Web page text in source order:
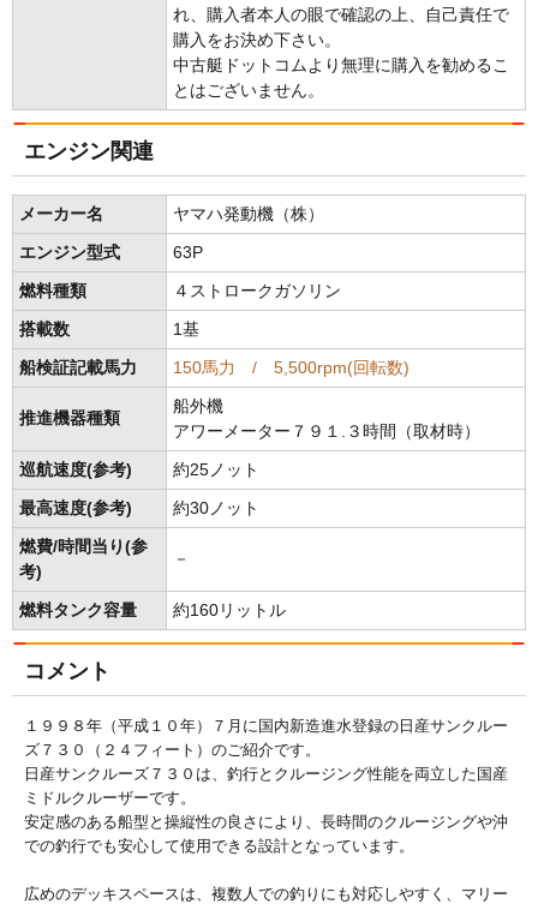
れ、購入者本人の眼で確認の上、自己責任で
購入をお決め下さい。
中古艇ドットコムより無理に購入を勧めるこ
とはございません。
エンジン関連
メーカー名 ヤマハ発動機（株）
エンジン型式 63P
燃料種類 ４ストロークガソリン
搭載数 1基
船検証記載馬力 150馬力 / 5,500rpm(回転数)
推進機器種類
船外機
アワーメーター７９１.３時間（取材時）
巡航速度(参考) 約25ノット
最高速度(参考) 約30ノット
燃費/時間当り(参
考)
－
燃料タンク容量 約160リットル
コメント
１９９８年（平成１０年）７月に国内新造進水登録の日産サンクルー
ズ７３０（２４フィート）のご紹介です。
日産サンクルーズ７３０は、釣行とクルージング性能を両立した国産
ミドルクルーザーです。
安定感のある船型と操縦性の良さにより、長時間のクルージングや沖
での釣行でも安心して使用できる設計となっています。
広めのデッキスペースは、複数人での釣りにも対応しやすく、マリー